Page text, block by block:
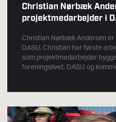
Christian Nørbæk
projektmedarbejder i
Christian Nørbæk Andersen
DASU. Christian har første
som projektmedarbejder
foreningslivet, DASU og